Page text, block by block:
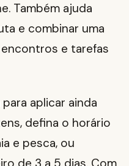
Também ajuda
e combinar uma
e tarefas
aplicar ainda
defina o horário
e pesca, ou